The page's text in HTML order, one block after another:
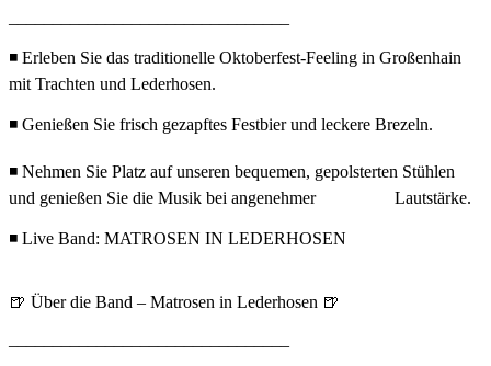
◾ Erleben Sie das traditionelle Oktoberfest-Feeling in Großenhain
mit Trachten und Lederhosen.
◾ Genießen Sie frisch gezapftes Festbier und leckere Brezeln.
◾ Nehmen Sie Platz auf unseren bequemen, gepolsterten Stühlen
und genießen Sie die Musik bei angenehmer Lautstärke.
◾ Live Band: MATROSEN IN LEDERHOSEN
🍺 Über die Band – Matrosen in Lederhosen 🍺